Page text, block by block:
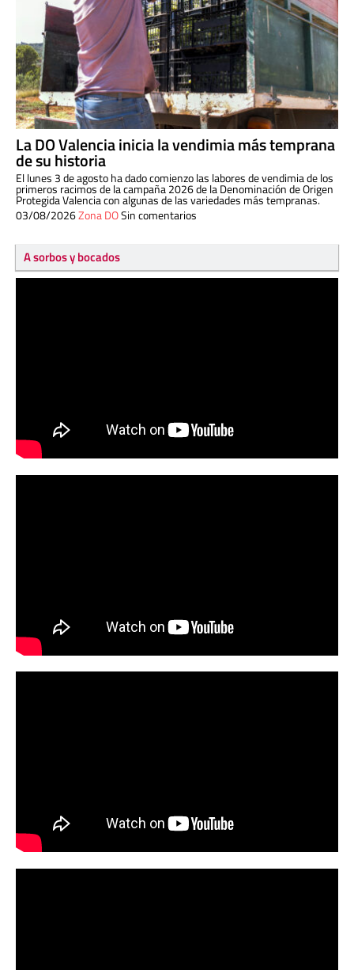
La DO Valencia inicia la vendimia más temprana
de su historia
El lunes 3 de agosto ha dado comienzo las labores de vendimia de los
primeros racimos de la campaña 2026 de la Denominación de Origen
Protegida Valencia con algunas de las variedades más tempranas.
03/08/2026Zona DOSin comentarios
A sorbos y bocados